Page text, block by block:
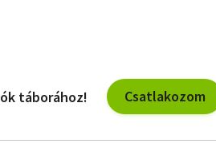
táborához! Csatlakozom